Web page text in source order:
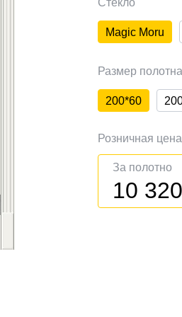
Стекло
Magic Moru
Размер
200*60
Розничная
За полотно
10